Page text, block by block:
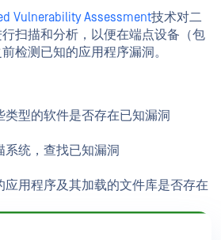
Vulnerability Assessment技术对二
扫描和分析，以便在端点设备（包
检测已知的应用程序漏洞。
类型的软件是否存在已知漏洞
系统，查找已知漏洞
应用程序及其加载的文件库是否存在